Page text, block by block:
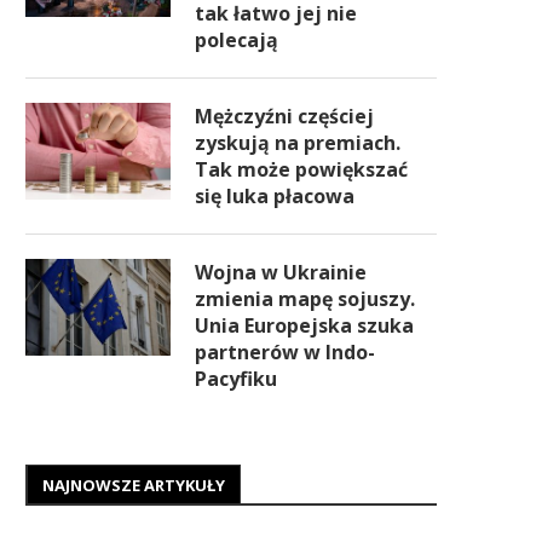
tak łatwo jej nie
polecają
Mężczyźni częściej
zyskują na premiach.
Tak może powiększać
się luka płacowa
Wojna w Ukrainie
zmienia mapę sojuszy.
Unia Europejska szuka
partnerów w Indo-
Pacyfiku
NAJNOWSZE ARTYKUŁY